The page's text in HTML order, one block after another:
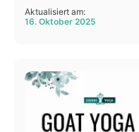
Aktualisiert am:
16. Oktober 2025